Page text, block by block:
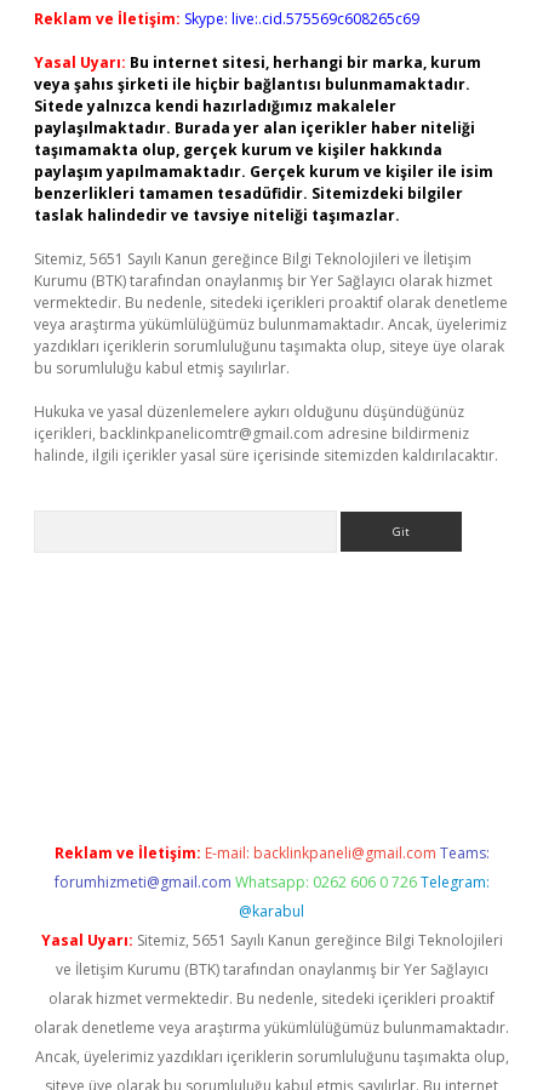
Reklam ve İletişim: Skype: live:.cid.575569c608265c69
Yasal Uyarı: Bu internet sitesi, herhangi bir marka, kurum
veya şahıs şirketi ile hiçbir bağlantısı bulunmamaktadır.
Sitede yalnızca kendi hazırladığımız makaleler
paylaşılmaktadır. Burada yer alan içerikler haber niteliği
taşımamakta olup, gerçek kurum ve kişiler hakkında
paylaşım yapılmamaktadır. Gerçek kurum ve kişiler ile isim
benzerlikleri tamamen tesadüfidir. Sitemizdeki bilgiler
taslak halindedir ve tavsiye niteliği taşımazlar.
Sitemiz, 5651 Sayılı Kanun gereğince Bilgi Teknolojileri ve İletişim
Kurumu (BTK) tarafından onaylanmış bir Yer Sağlayıcı olarak hizmet
vermektedir. Bu nedenle, sitedeki içerikleri proaktif olarak denetleme
veya araştırma yükümlülüğümüz bulunmamaktadır. Ancak, üyelerimiz
yazdıkları içeriklerin sorumluluğunu taşımakta olup, siteye üye olarak
bu sorumluluğu kabul etmiş sayılırlar.
Hukuka ve yasal düzenlemelere aykırı olduğunu düşündüğünüz
içerikleri, backlinkpanelicomtr@gmail.com adresine bildirmeniz
halinde, ilgili içerikler yasal süre içerisinde sitemizden kaldırılacaktır.
Reklam ve İletişim: E-mail: backlinkpaneli@gmail.com Teams:
forumhizmeti@gmail.com Whatsapp: 0262 606 0 726 Telegram:
@karabul
Yasal Uyarı: Sitemiz, 5651 Sayılı Kanun gereğince Bilgi Teknolojileri
ve İletişim Kurumu (BTK) tarafından onaylanmış bir Yer Sağlayıcı
olarak hizmet vermektedir. Bu nedenle, sitedeki içerikleri proaktif
olarak denetleme veya araştırma yükümlülüğümüz bulunmamaktadır.
Ancak, üyelerimiz yazdıkları içeriklerin sorumluluğunu taşımakta olup,
siteye üye olarak bu sorumluluğu kabul etmiş sayılırlar. Bu internet